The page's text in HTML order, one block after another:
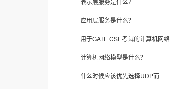
表示层服务是什么？
应用层服务是什么？
用于GATE CSE考试的计算机网络
计算机网络模型是什么？
什么时候应该优先选择UDP而